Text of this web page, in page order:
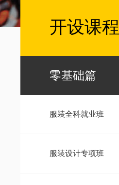
开设课程
零基础篇
服装全科就业班
服装设计专项班